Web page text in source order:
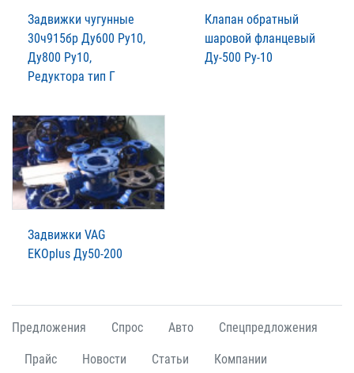
Задвижки чугунные
30ч915бр Ду600 Ру10,
Ду800 Ру10,
Редуктора тип Г
Клапан обратный
шаровой фланцевый
Ду-500 Ру-10
Задвижки VAG
EKOplus Ду50-200
Предложения Спрос Авто Спецпредложения
Прайс Новости Статьи Компании